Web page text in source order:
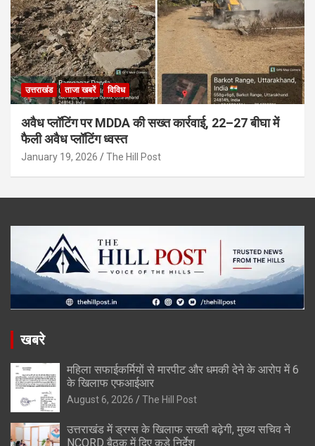
उत्तराखंड ताजा खबरें विविध
अवैध प्लॉटिंग पर MDDA की सख्त कार्रवाई, 22–27 बीघा में
फैली अवैध प्लॉटिंग ध्वस्त
January 19, 2026 The Hill Post
खबरे
महिला सफाईकर्मियों से मारपीट और धमकी देने के आरोप में 6
के खिलाफ एफआईआर
August 6, 2026 The Hill Post
उत्तराखंड में ड्रग्स के खिलाफ सख्ती बढ़ेगी, मुख्य सचिव ने
NCORD बैठक में दिए कड़े निर्देश